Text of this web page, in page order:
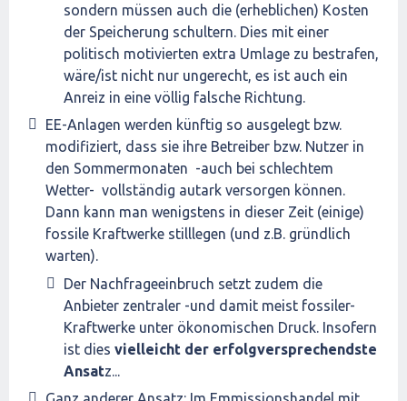
sondern müssen auch die (erheblichen) Kosten
der Speicherung schultern. Dies mit einer
politisch motivierten extra Umlage zu bestrafen,
wäre/ist nicht nur ungerecht, es ist auch ein
Anreiz in eine völlig falsche Richtung.
EE-Anlagen werden künftig so ausgelegt bzw.
modifiziert, dass sie ihre Betreiber bzw. Nutzer in
den Sommermonaten -auch bei schlechtem
Wetter- vollständig autark versorgen können.
Dann kann man wenigstens in dieser Zeit (einige)
fossile Kraftwerke stilllegen (und z.B. gründlich
warten).
Der Nachfrageeinbruch setzt zudem die
Anbieter zentraler -und damit meist fossiler-
Kraftwerke unter ökonomischen Druck. Insofern
ist dies vielleicht der erfolgversprechendste
Ansatz...